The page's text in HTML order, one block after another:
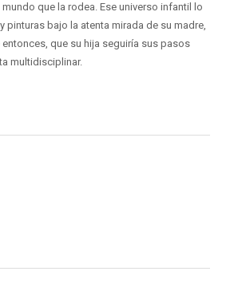
que la rodea. Ese universo infantil lo
pinturas bajo la atenta mirada de su madre,
entonces, que su hija seguiría sus pasos
multidisciplinar.